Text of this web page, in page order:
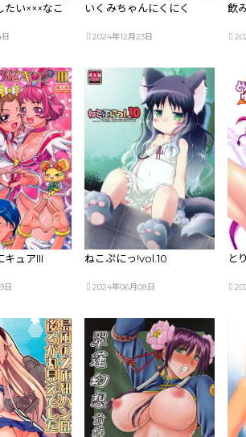
たい×××なこ
いくみちゃんにくにく
2024年12月23日
飲
キュアIII
日
ねこぷにっ!vol.10
2024年06月08日
と